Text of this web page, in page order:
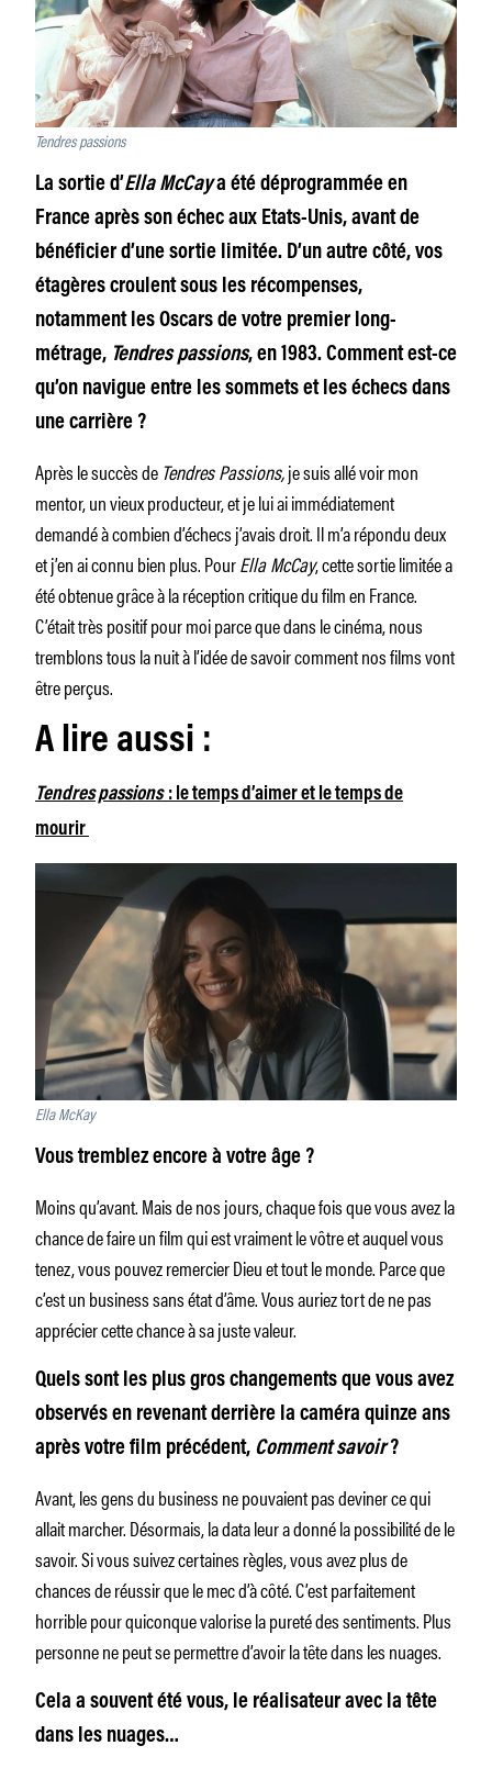
Tendres passions
La sortie d’Ella McCaya été déprogrammée en
France après son échec aux Etats-Unis, avant de
bénéficier d’une sortie limitée. D’un autre côté, vos
étagères croulent sous les récompenses,
notamment les Oscars de votre premier long-
métrage, Tendres passions, en 1983. Comment est-ce
qu’on navigue entre les sommets et les échecs dans
une carrière ?
Après le succès de Tendres Passions,je suis allé voir mon
mentor, un vieux producteur, et je lui ai immédiatement
demandé à combien d’échecs j’avais droit. Il m’a répondu deux
et j’en ai connu bien plus. PourElla McCay, cette sortie limitée a
été obtenue grâce à la réception critique du film en France.
C’était très positif pour moi parce que dans le cinéma, nous
tremblons tous la nuit à l’idée de savoir comment nos films vont
être perçus.
A lire aussi :
Tendres passions : le temps d’aimer et le temps de
mourir
Ella McKay
Vous tremblez encore à votre âge ?
Moins qu’avant. Mais de nos jours, chaque fois que vous avez la
chance de faire un film qui est vraiment le vôtre et auquel vous
tenez, vous pouvez remercier Dieu et tout le monde. Parce que
c’est un business sans état d’âme. Vous auriez tort de ne pas
apprécier cette chance à sa juste valeur.
Quels sont les plus gros changements que vous avez
observés en revenant derrière la caméra quinze ans
après votre film précédent, Comment savoir?
Avant, les gens du business ne pouvaient pas deviner ce qui
allait marcher. Désormais, la data leur a donné la possibilité de le
savoir. Si vous suivez certaines règles, vous avez plus de
chances de réussir que le mec d’à côté. C’est parfaitement
horrible pour quiconque valorise la pureté des sentiments. Plus
personne ne peut se permettre d’avoir la tête dans les nuages.
Cela a souvent été vous, le réalisateur avec la tête
dans les nuages…